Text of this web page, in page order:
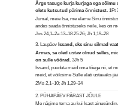
Ärge tasuge kurja kurjaga ega
olete kutsutud pärima õnnistust.1Pt
Jumal, meie Isa, me elame Sinu
andes saada õnnistuseks neile, kes on
Jos 24,1–2a.13–18.25.26; Jh 1,19–28
3. Laupäev Issand, eks sinu silmad
Armas, sa oled ustav olnud selles,
on sulle võõrad.3Jh 5
Issand, puuduta meid oma tõega nii, et
meid, et võiksime Sulle alati ustavaks
2Ms 2,1–10; Jh 1,29–34
2. PÜHAPÄEV PÄRAST JÕULE
Me nägime tema au kui Isast